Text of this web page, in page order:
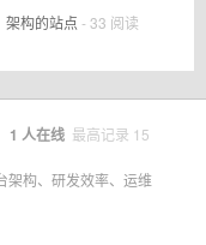
构的站点 - 33 阅读
1 人在线 最高记录 15
架构、研发效率、运维